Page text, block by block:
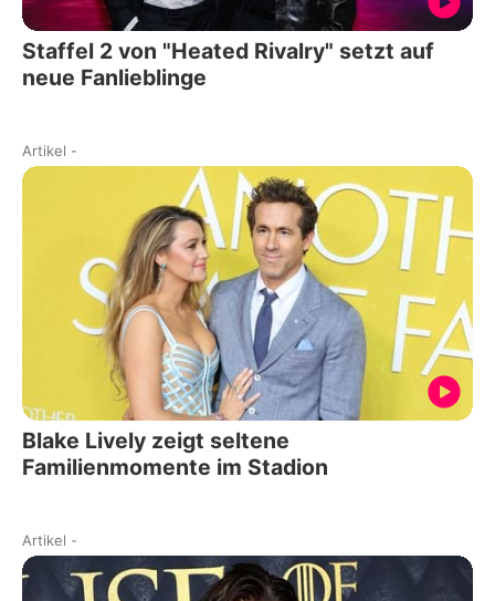
Staffel 2 von "Heated Rivalry" setzt auf
neue Fanlieblinge
Artikel -
Blake Lively zeigt seltene
Familienmomente im Stadion
Artikel -